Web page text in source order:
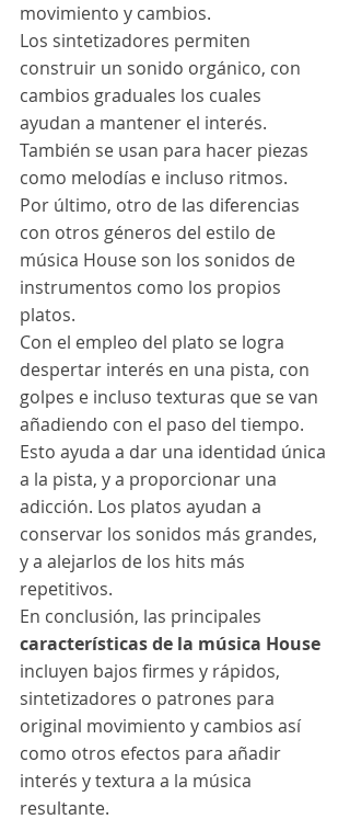
movimiento y cambios.
Los sintetizadores permiten
construir un sonido orgánico, con
cambios graduales los cuales
ayudan a mantener el interés.
También se usan para hacer piezas
como melodías e incluso ritmos.
Por último, otro de las diferencias
con otros géneros del estilo de
música House son los sonidos de
instrumentos como los propios
platos.
Con el empleo del plato se logra
despertar interés en una pista, con
golpes e incluso texturas que se van
añadiendo con el paso del tiempo.
Esto ayuda a dar una identidad única
a la pista, y a proporcionar una
adicción. Los platos ayudan a
conservar los sonidos más grandes,
y a alejarlos de los hits más
repetitivos.
En conclusión, las principales
características de la música House
incluyen bajos firmes y rápidos,
sintetizadores o patrones para
original movimiento y cambios así
como otros efectos para añadir
interés y textura a la música
resultante.